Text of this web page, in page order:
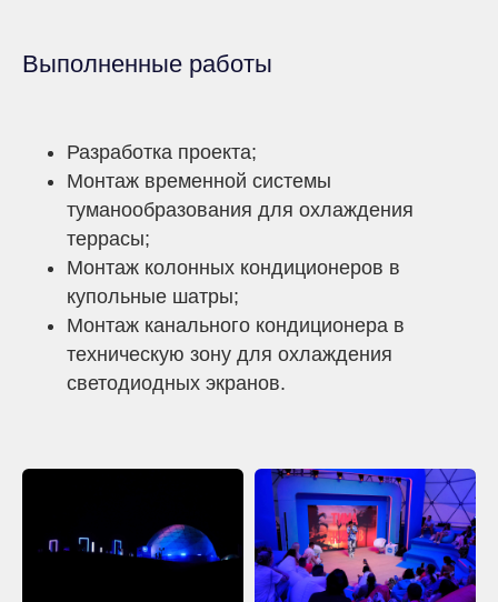
Выполненные работы
Разработка проекта;
Монтаж временной системы
туманообразования для охлаждения
террасы;
Монтаж колонных кондиционеров в
купольные шатры;
Монтаж канального кондиционера в
техническую зону для охлаждения
светодиодных экранов.
Закажите расчёт аренды
оборудования
которое сохранит комфорт гостей, даже
если за окном +40°C или –20°C.
Я соглашаюсь с условиями обработки